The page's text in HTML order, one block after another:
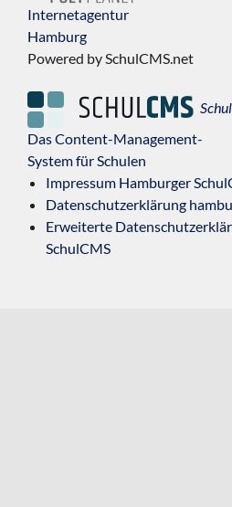
Internetagentur
Hamburg
Powered by SchulCMS.net
Das Content-Management-
System für Schulen
Impressum Hamburger
Datenschutzerklärung
Erweiterte
SchulCMS